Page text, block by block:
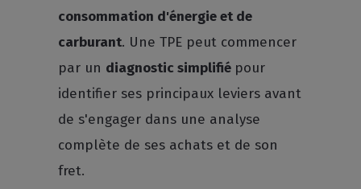
consommation d'énergie et de
carburant. Une TPE peut commencer
par un diagnostic simplifié pour
identifier ses principaux leviers avant
de s'engager dans une analyse
complète de ses achats et de son
fret.